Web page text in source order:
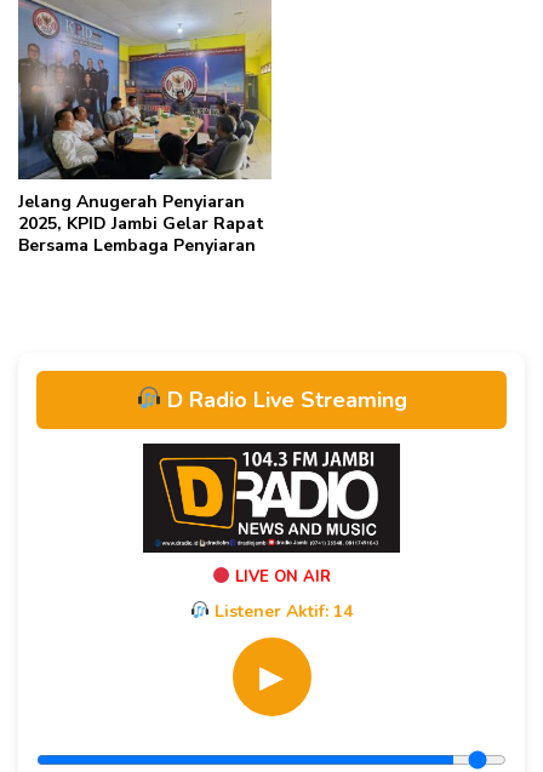
Jelang Anugerah Penyiaran
2025, KPID Jambi Gelar Rapat
Bersama Lembaga Penyiaran
D Radio Live Streaming
LIVE ON AIR
Listener Aktif: 14
▶